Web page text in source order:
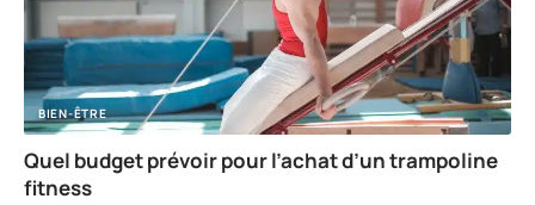
BIEN-ÊTRE
Quel budget prévoir pour l’achat d’un trampoline
fitness